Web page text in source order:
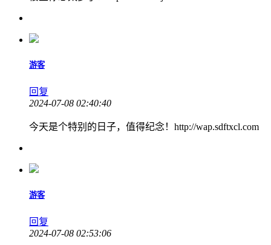
游客
回复
2024-07-08 02:40:40
今天是个特别的日子，值得纪念！http://wap.sdftxcl.com
游客
回复
2024-07-08 02:53:06